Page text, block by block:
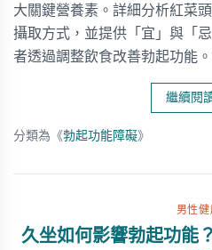
大關鍵營養素。詳細分析紅菜
攝取方式，並提供「宜」與「
者透過調整飲食改善勃起功能。
繼續閱
分類為《勃起功能障礙》
男性健
久坐如何影響勃起功能